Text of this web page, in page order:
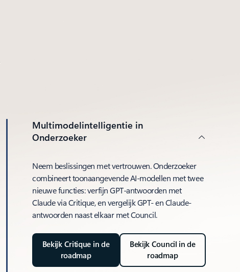
Multimodelintelligentie in
Onderzoeker
Neem beslissingen met vertrouwen. Onderzoeker
combineert toonaangevende AI-modellen met twee
nieuwe functies: verfijn GPT-antwoorden met
Claude via Critique, en vergelijk GPT- en Claude-
antwoorden naast elkaar met Council.
Bekijk Critique in de
roadmap
Bekijk Council in de
roadmap